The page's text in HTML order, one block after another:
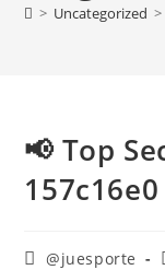
> Uncategorized >
📢 Top
157c16e0
@juesporte